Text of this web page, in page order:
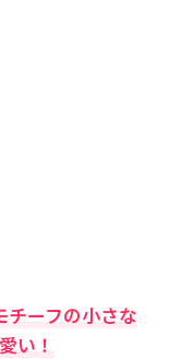
ーフの小さな
い！